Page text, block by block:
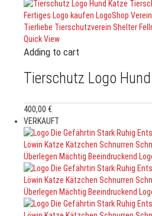
Quick View
Adding to cart
Tierschutz Logo
400,00 €
VERKAUFT